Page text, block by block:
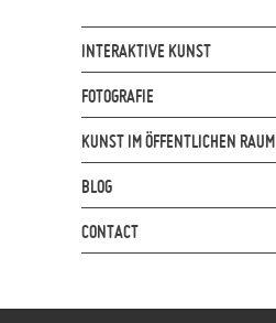
INTERAKTIVE KUNST
FOTOGRAFIE
KUNST IM ÖFFENTLICHEN RAUM
BLOG
CONTACT